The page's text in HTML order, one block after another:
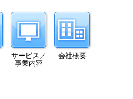
サービス／
事業内容
会社概要